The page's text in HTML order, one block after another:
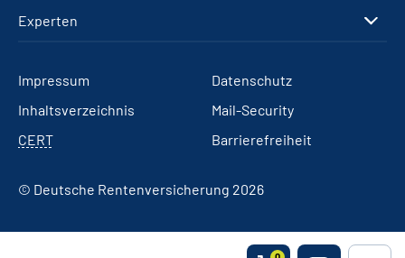
Experten
Impressum
Datenschutz
Inhaltsverzeichnis
Mail-Security
CERT
Barrierefreiheit
© Deutsche Rentenversicherung 2026